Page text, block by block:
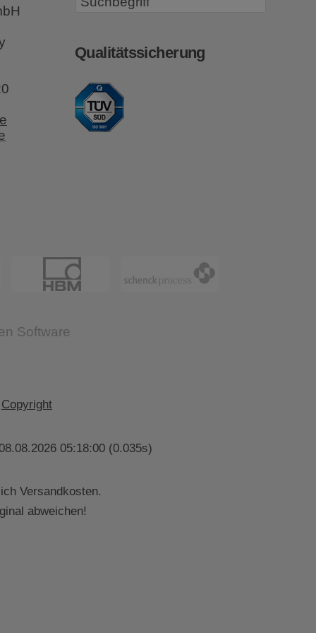
Qualitätssicherung
Copyright
05:18:00 (0.035s)
Versandkosten.
abweichen!